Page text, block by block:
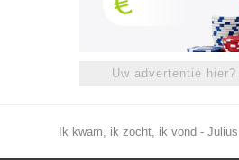
Uw advertentie
Ik kwam, ik zocht, ik vond -